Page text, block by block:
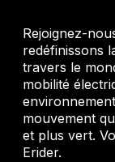
Rejoignez-
redéfinissons
travers le
mobilité
mouvement
et plus vert.
Erider.